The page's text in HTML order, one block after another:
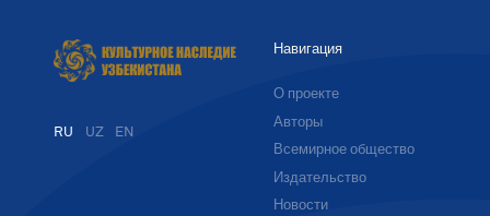
RU UZ EN
Навигация
О проекте
Авторы
Всемирное общество
Издательство
Новости